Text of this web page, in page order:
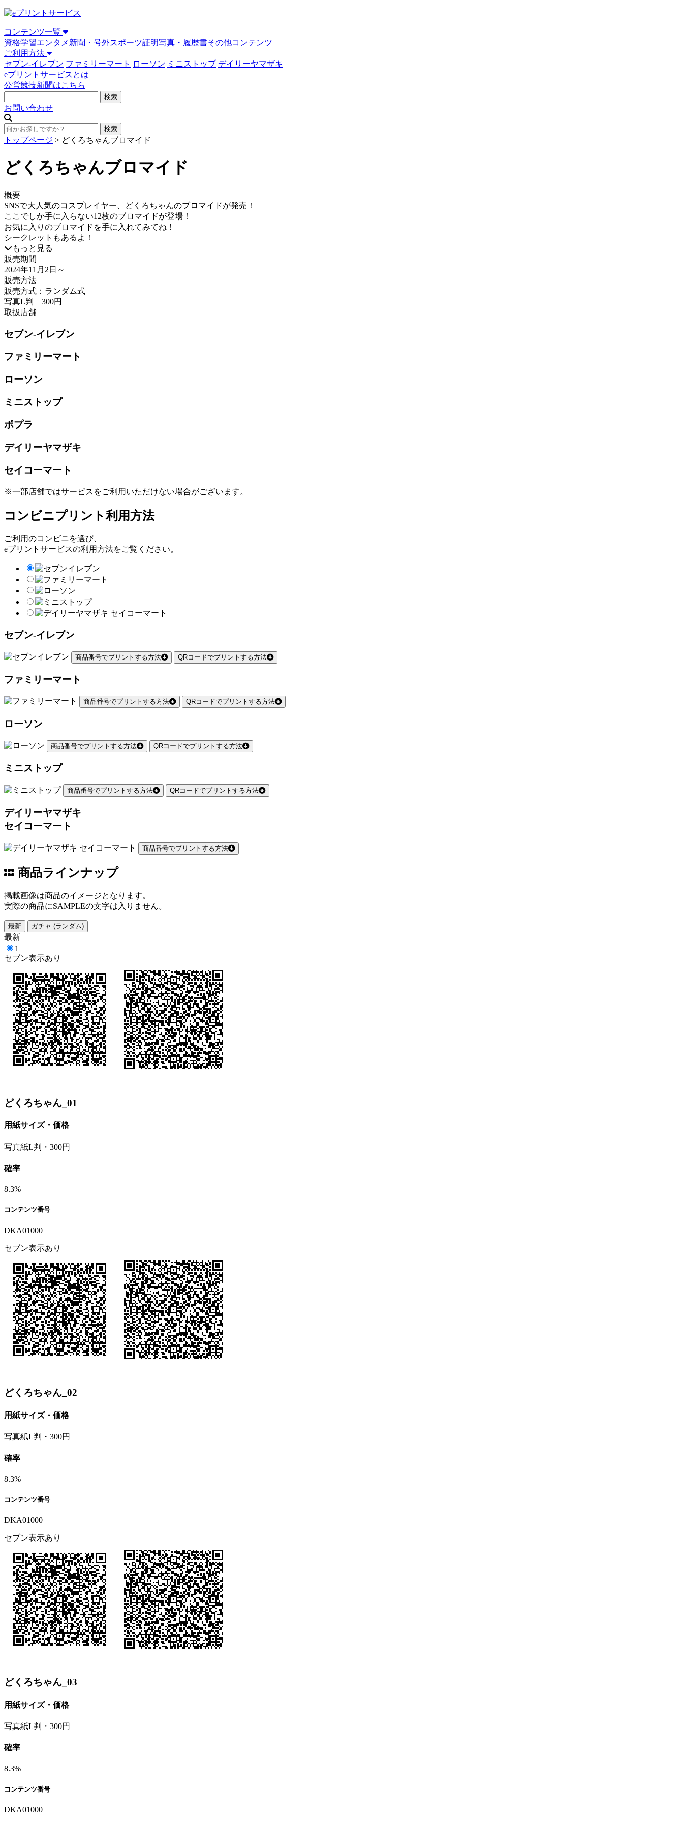
コンテンツ一覧
資格学習エンタメ 新聞・号外スポーツ証明写真・履歴書その他コンテンツ
ご利用方法
セブン-イレブン ファミリーマート ローソン ミニストップ デイリーヤマザキ
eプリントサービスとは
公営競技新聞はこちら
お問い合わせ
トップページ > どくろちゃんブロマイド
どくろちゃんブロマイド
概要
SNSで大人気のコスプレイヤー、どくろちゃんのブロマイドが発売！
ここでしか手に入らない12枚のブロマイドが登場！
お気に入りのブロマイドを手に入れてみてね！
シークレットもあるよ！
もっと見る
販売期間
2024年11月2日 ～
販売方法
販売方式：ランダム式
写真L判 300円
取扱店舗
セブン-イレブン
ファミリーマート
ローソン
ミニストップ
ポプラ
デイリーヤマザキ
セイコーマート
※一部店舗ではサービスをご利用いただけない場合がございます。
コンビニプリント利用方法
ご利用のコンビニを選び、
eプリントサービスの利用方法をご覧ください。
セブン-イレブン
商品番号でプリントする方法 QRコードでプリントする方法
ファミリーマート
商品番号でプリントする方法 QRコードでプリントする方法
ローソン
商品番号でプリントする方法 QRコードでプリントする方法
ミニストップ
商品番号でプリントする方法 QRコードでプリントする方法
デイリーヤマザキ
セイコーマート
商品番号でプリントする方法
商品ラインナップ
掲載画像は商品のイメージとなります。
実際の商品にSAMPLEの文字は入りません。
最新 ガチャ (ランダム)
最新
1
セブン表示あり
どくろちゃん_01
用紙サイズ・価格
写真紙L判・300円
確率
8.3%
コンテンツ番号
DKA01000
セブン表示あり
どくろちゃん_02
用紙サイズ・価格
写真紙L判・300円
確率
8.3%
コンテンツ番号
DKA01000
セブン表示あり
どくろちゃん_03
用紙サイズ・価格
写真紙L判・300円
確率
8.3%
コンテンツ番号
DKA01000